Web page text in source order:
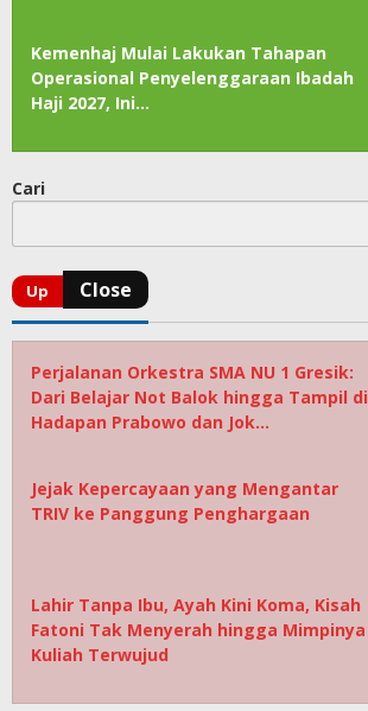
Kemenhaj Mulai Lakukan Tahapan
Operasional Penyelenggaraan Ibadah
Haji 2027, Ini…
Cari
Perjalanan Orkestra SMA NU 1 Gresik:
Dari Belajar Not Balok hingga Tampil di
Hadapan Prabowo dan Jok…
Jejak Kepercayaan yang Mengantar
TRIV ke Panggung Penghargaan
Lahir Tanpa Ibu, Ayah Kini Koma, Kisah
Fatoni Tak Menyerah hingga Mimpinya
Kuliah Terwujud